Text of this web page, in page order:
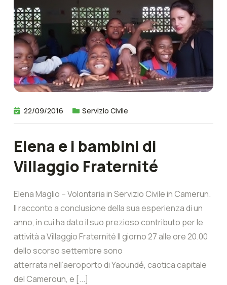
22/09/2016 Servizio Civile
Elena e i bambini di
Villaggio Fraternité
Elena Maglio – Volontaria in Servizio Civile in Camerun.
Il racconto a conclusione della sua esperienza di un
anno, in cui ha dato il suo prezioso contributo per le
attività a Villaggio Fraternité Il giorno 27 alle ore 20.00
dello scorso settembre sono
atterrata nell’aeroporto di Yaoundé, caotica capitale
del Cameroun, e [...]